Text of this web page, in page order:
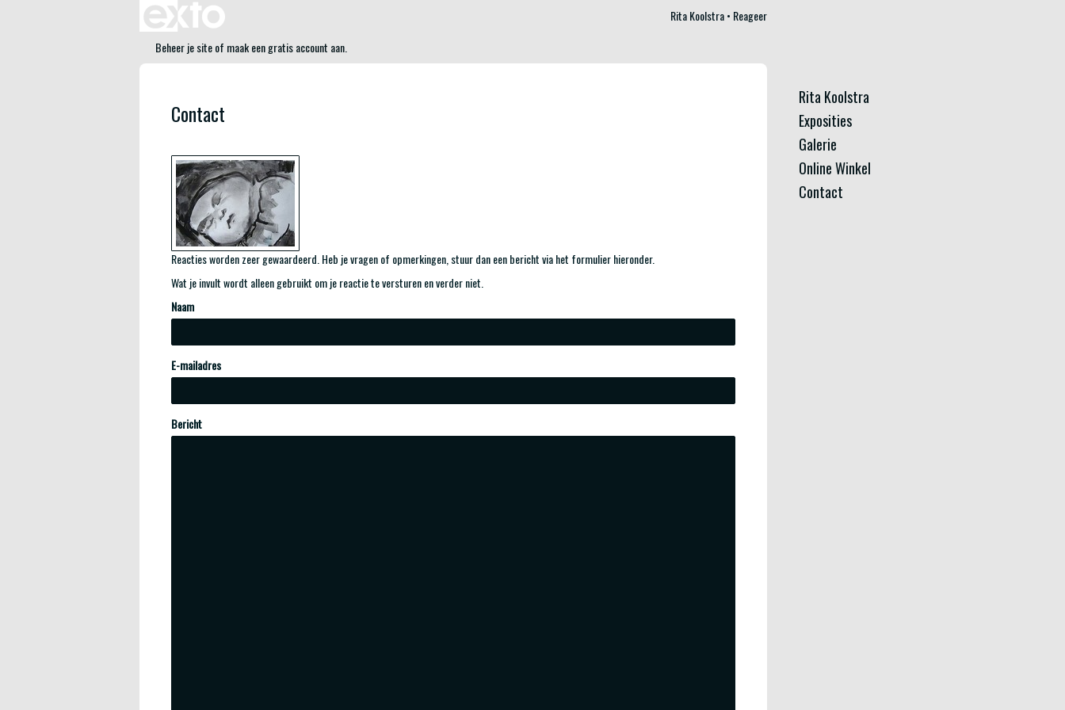
Rita Koolstra Reageer
Beheer je siteof maak een gratis account aan
Contact
Reacties worden zeer gewaardeerd. Heb je vragen of opmerkingen, stuur dan een bericht via het formulier hieronder.
Wat je invult wordt alleen gebruikt om je reactie te versturen en verder niet.
Naam
E-mailadres
Bericht
Rita Koolstra
Exposities
Galerie
Online Winkel
Contact